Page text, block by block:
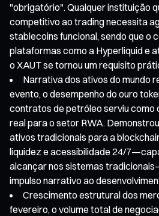
"obrigatório". Qualquer instituição
competitivo ao trading necessita
stablecoins funcional, sendo que o
plataformas como a Hyperliquid e
o XAUT se tornou um requisito
Narrativa dos ativos do mundo
evento, o desempenho do ouro
contratos de petróleo serviu como
real para o setor RWA.
ativos tradicionais para a
liquidez e acessibilidade 24/
alcançar nos sistemas
impulso narrativo ao
Crescimento estrutural dos
fevereiro, o volume total de